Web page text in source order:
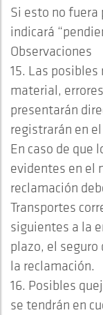
Si esto no fuera
indicará
Observaciones
15. Las
material,
presentarán
registrarán en
En caso de que
evidentes en el
reclamación
Transportes
siguientes a la
plazo, el seguro
la reclamación.
16. Posibles
se tendrán en